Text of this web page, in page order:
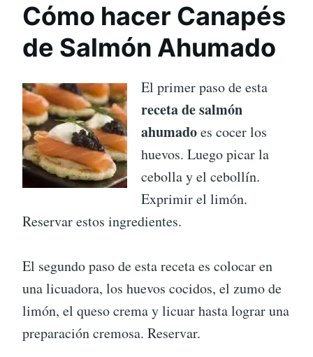
Cómo hacer Canapés
de Salmón Ahumado
El primer paso de esta
receta de salmón
ahumadoes cocer los
huevos. Luego picar la
cebolla y el cebollín.
Exprimir el limón.
Reservar estos ingredientes.
El segundo paso de esta receta es colocar en
una licuadora, los huevos cocidos, el zumo de
limón, el queso crema y licuar hasta lograr una
preparación cremosa. Reservar.